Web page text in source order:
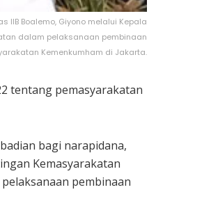
Boalemo, Giyono melalui Kepala
dalam pelaksanaan pembinaan
Kemenkumham di Jakarta.
tentang pemasyarakatan
bagi narapidana,
Kemasyarakatan
pembinaan